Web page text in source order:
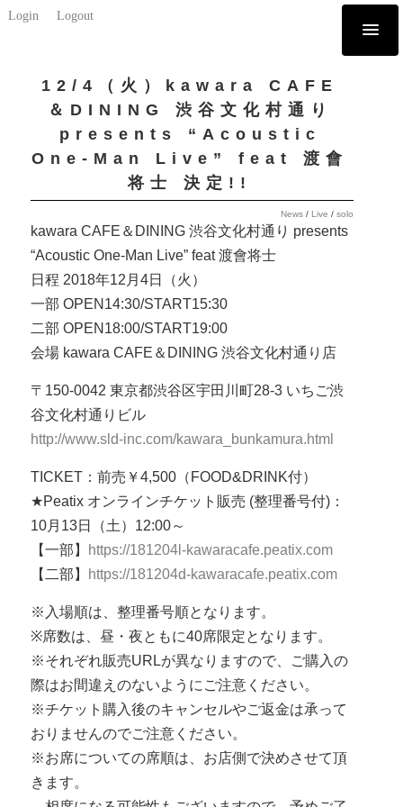
Login Logout
12/4（火）kawara CAFE
＆DINING 渋谷文化村通り
presents “Acoustic
One-Man Live” feat 渡會
将士 決定!!
News / Live /solo
kawara CAFE＆DINING 渋谷文化村通り presents
“Acoustic One-Man Live” feat 渡會将士
日程 2018年12月4日（火）
一部 OPEN14:30/START15:30
二部 OPEN18:00/START19:00
会場 kawara CAFE＆DINING 渋谷文化村通り店
〒150-0042 東京都渋谷区宇田川町28-3 いちご渋
谷文化村通りビル
http://www.sld-inc.com/kawara_bunkamura.html
TICKET：前売￥4,500（FOOD&DRINK付）
★Peatix オンラインチケット販売 (整理番号付)：
10月13日（土）12:00～
【一部】 https://181204l-kawaracafe.peatix.com
【二部】 https://181204d-kawaracafe.peatix.com
※入場順は、整理番号順となります。
※席数は、昼・夜ともに40席限定となります。
※それぞれ販売URLが異なりますので、ご購入の
際はお間違えのないようにご注意ください。
※チケット購入後のキャンセルやご返金は承って
おりませんのでご注意ください。
※お席についての席順は、お店側で決めさせて頂
きます。